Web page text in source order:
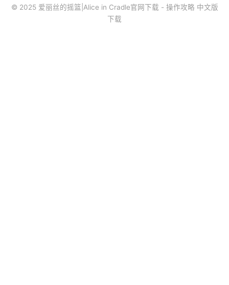
© 2025 爱丽丝的摇篮|Alice in Cradle官网下载 - 操作攻略 中文版
下载